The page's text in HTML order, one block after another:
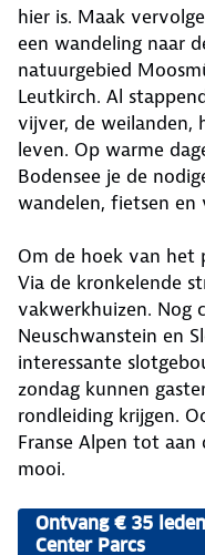
hier is. Maak
een wandeling naar
natuurgebied
Leutkirch. Al
vijver, de weilanden,
leven. Op warme
Bodensee je de
wandelen, fietsen en
Om de hoek van het
Via de kronkelende
vakwerkhuizen. Nog
Neuschwanstein en
interessante
zondag kunnen
rondleiding krijgen.
Franse Alpen tot
mooi.
Ontvang € 35
Center Parcs